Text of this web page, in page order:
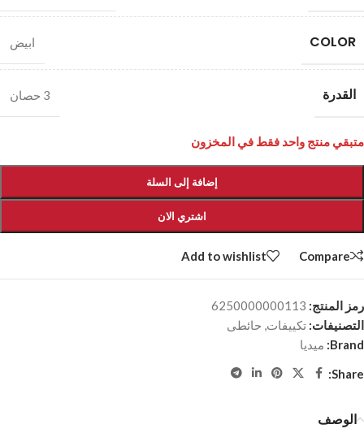
COLOR ابيض
القدرة 3 حصان
متبقي منتج واحد فقط في المخزون
إضافة إلى السلة
اشتري الان
Compare
Add to wishlist
رمز المنتج: 6250000000113
التصنيفات: تكييفات, حائطى
Brand: ميديا
Share:
الوصف